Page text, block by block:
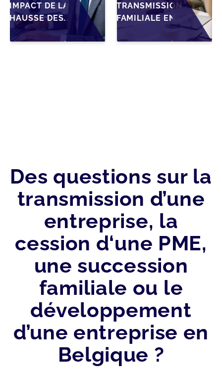
IMPACT DE LA
HAUSSE DES
DROITS DE
SUCCESSION
TRANSMISSION
FAMILIALE EN
WALLONIE :
NOUVELLES
Des questions sur la
transmission d’une
entreprise, la
cession d‘une PME,
une succession
familiale ou le
développement
d’une entreprise en
Belgique ?